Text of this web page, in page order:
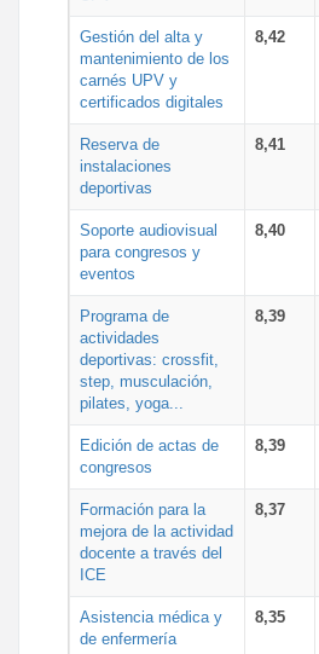
Gestión del alta y
mantenimiento de los
carnés UPV y
certificados digitales
8,42
Reserva de
instalaciones
deportivas
8,41
Soporte audiovisual
para congresos y
eventos
8,40
Programa de
actividades
deportivas: crossfit,
step, musculación,
pilates, yoga...
8,39
Edición de actas de
congresos
8,39
Formación para la
mejora de la actividad
docente a través del
ICE
8,37
Asistencia médica y
de enfermería
8,35